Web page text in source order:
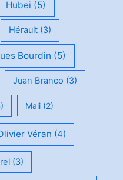
Hubei (5)
Hérault (3)
Bourdin (5)
Juan Branco (3)
Mali(2)
Véran (4)
(3)